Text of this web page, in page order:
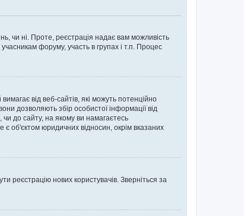
чи ні. Проте, реєстрація надає вам можливість
форуму, участь в групах і т.п. Процес
від веб-сайтів, які можуть потенційно
дозволяють збір особистої інформації від
до сайту, на якому ви намагаєтесь
об'єктом юридичних відносин, окрім вказаних
реєстрацію нових користувачів. Зверніться за